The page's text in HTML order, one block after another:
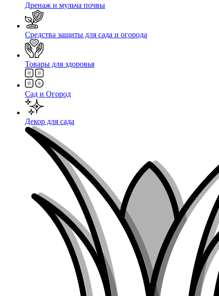
Дренаж и мульча почвы
Средства защиты для сада и огорода
Товары для здоровья
Сад и Огород
Декор для сада